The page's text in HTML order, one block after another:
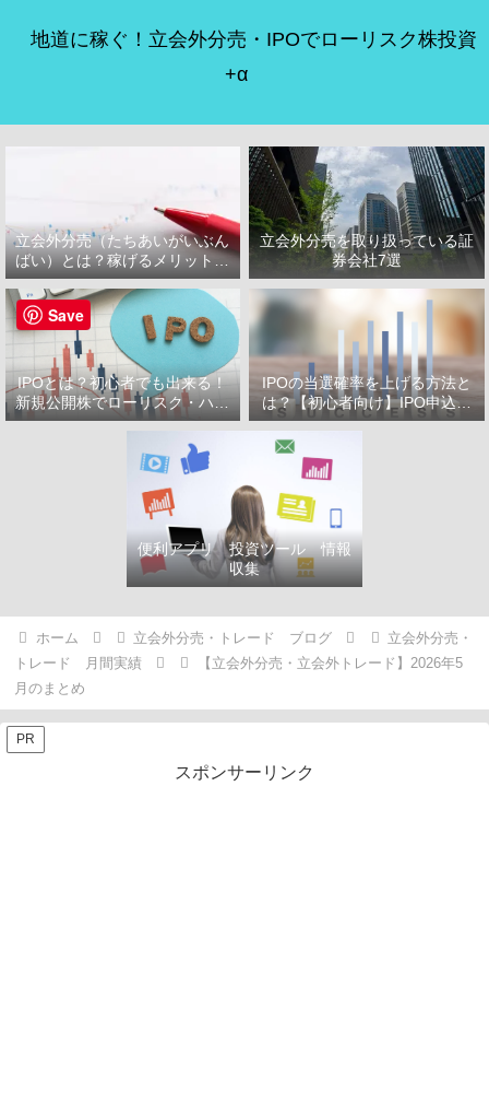
地道に稼ぐ！立会外分売・IPOでローリスク株投資
+α
立会外分売（たちあいがいぶん
ばい）とは？稼げるメリット・
デメリット
立会外分売を取り扱っている証
券会社7選
IPOとは？初心者でも出来る！
新規公開株でローリスク・ハイ
リターン投資をはじめよう！
IPOの当選確率を上げる方法と
は？【初心者向け】IPO申込で
選ぶべき証券会社
便利アプリ 投資ツール 情報
収集
ホーム 立会外分売・トレード ブログ
立会外分売・
トレード 月間実績
【立会外分売・立会外トレード】2026年5
月のまとめ
PR
スポンサーリンク
Save